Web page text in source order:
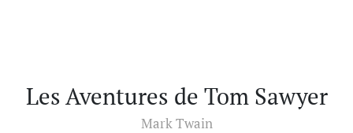
Les Aventures de Tom Sawyer
Mark Twain